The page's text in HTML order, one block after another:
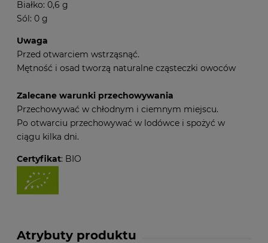
Białko: 0,6 g
Sól: 0 g
Uwaga
Przed otwarciem wstrząsnąć.
Mętność i osad tworzą naturalne cząsteczki owoców
Zalecane warunki przechowywania
Przechowywać w chłodnym i ciemnym miejscu.
Po otwarciu przechowywać w lodówce i spożyć w
ciągu kilka dni.
Certyfikat: BIO
Atrybuty produktu